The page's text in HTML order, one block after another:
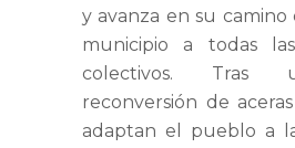
y avanza en su camino
municipio a todas
colectivos. Tras
reconversión de
adaptan el pueblo a